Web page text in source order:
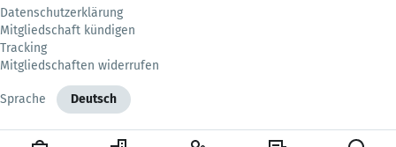
Datenschutzerklärung
Mitgliedschaft kündigen
Tracking
Mitgliedschaften widerrufen
Sprache Deutsch